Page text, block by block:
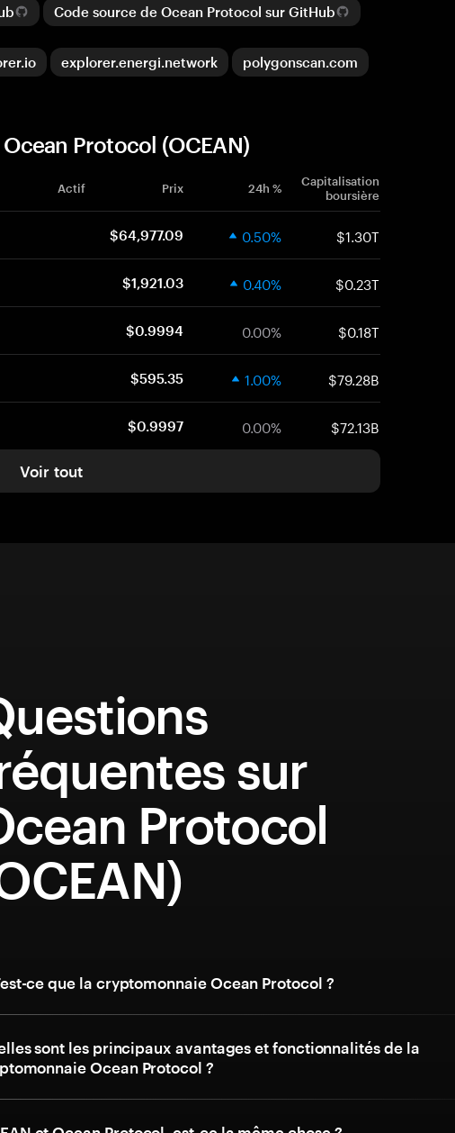
Code source de Ocean Protocol sur GitHub
explorer.energi.network
polygonscan.com
Protocol (OCEAN)
Actif Prix 24h %
Capitalisation
boursière
$64,977.09 0.50% $1.30T
$1,921.03 0.40% $0.23T
$0.9994 0.00% $0.18T
$595.35 1.00% $79.28B
$0.9997 0.00% $72.13B
Voir tout
sur
Protocol
ce que la cryptomonnaie Ocean Protocol ?
sont les principaux avantages et fonctionnalités de la
Ocean Protocol ?